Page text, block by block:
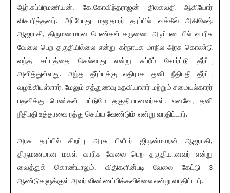
ஆர்.சுப்பிரமணியன், கே.கோவிந்தராஜன் திலகவதி ஆகியோர்
விசாரித்தனர். அப்போது மனுதாரர் தரப்பில் வக்கீல் அகிலேஷ்
ஆஜராகி, திருமணமான பெண்கள் கருணை அடிப்படையில் வாரிசு
வேலை பெற தகுதியில்லை என்று கர்நாடக மாநில அரசு கொண்டு
வந்த சட்டத்தை செல்லாது என்று சுப்ரீம் கோர்ட்டு தீர்ப்பு
அளித்துள்ளது. அந்த தீர்ப்புக்கு எதிராக தனி நீதிபதி தீர்ப்பு
வழங்கியுள்ளார். மேலும் சத்துணவு உதவியாளர் மற்றும் சமையல்காரர்
பதவிக்கு பெண்கள் மட்டுமே தகுதியானவர்கள். எனவே, தனி
நீதிபதி உத்தரவை ரத்து செய்ய வேண்டும்' என்று வாதிட்டார்.
அரசு தரப்பில் சிறப்பு அரசு பிளீடர் ஜி.நன்மாறன் ஆஜராகி,
திருமணமான மகள் வாரிசு வேலை பெற தகுதியானவர் என்று
வைத்துக் கொண்டாலும், விதிகளின்படி வேலை கேட்டு 3
ஆண்டுகளுக்குள் அவர் விண்ணப்பிக்கவில்லை என்று வாதிட்டார்.